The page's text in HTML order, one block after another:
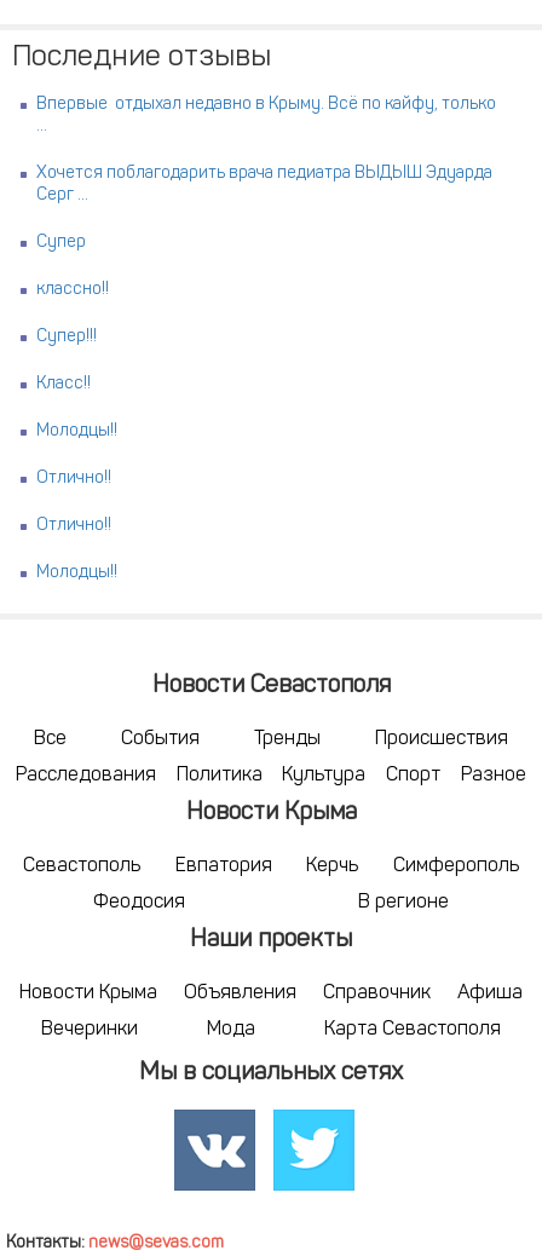
Последние отзывы
Впервые отдыхал недавно в Крыму. Всё по кайфу, только
...
Хочется поблагодарить врача педиатра ВЫДЫШ Эдуарда
Серг ...
Супер
классно!!
Супер!!!
Класс!!
Молодцы!!
Отлично!!
Отлично!!
Молодцы!!
Новости Севастополя
Все События Тренды
Происшествия
Расследования
Политика Культура Спорт Разное
Новости Крыма
Севастополь Евпатория Керчь
Симферополь
Феодосия
В регионе
Наши проекты
Новости Крыма Объявления Справочник
Афиша
Вечеринки
Мода Карта Севастополя
Мы в социальных сетях
Контакты: news@sevas.com